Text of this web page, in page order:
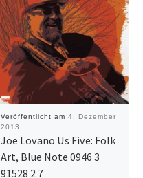
Veröffentlicht am 4. Dezember
2013
Joe Lovano Us Five: Folk
Art, Blue Note 0946 3
91528 2 7